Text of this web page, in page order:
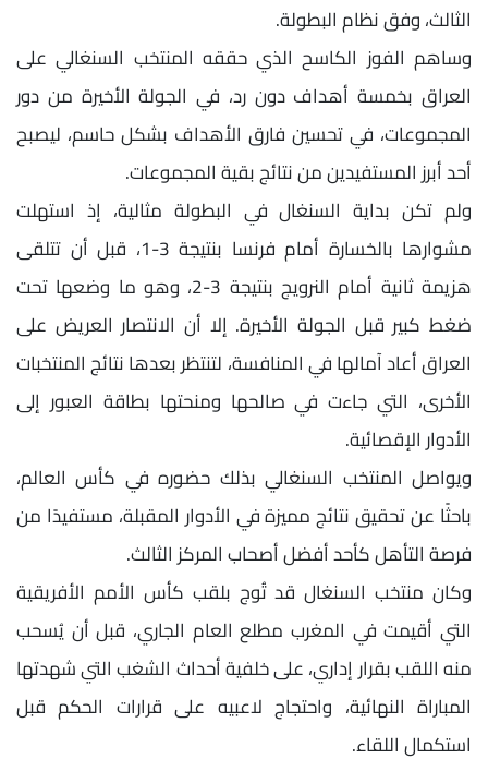
الثالث، وفق نظام البطولة.
وساهم الفوز الكاسح الذي حققه المنتخب السنغالي على
العراق بخمسة أهداف دون رد، في الجولة الأخيرة من دور
المجموعات، في تحسين فارق الأهداف بشكل حاسم، ليصبح
أحد أبرز المستفيدين من نتائج بقية المجموعات.
ولم تكن بداية السنغال في البطولة مثالية، إذ استهلت
مشوارها بالخسارة أمام فرنسا بنتيجة 3-1، قبل أن تتلقى
هزيمة ثانية أمام النرويج بنتيجة 3-2، وهو ما وضعها تحت
ضغط كبير قبل الجولة الأخيرة. إلا أن الانتصار العريض على
العراق أعاد آمالها في المنافسة، لتنتظر بعدها نتائج المنتخبات
الأخرى، التي جاءت في صالحها ومنحتها بطاقة العبور إلى
الأدوار الإقصائية.
ويواصل المنتخب السنغالي بذلك حضوره في كأس العالم،
باحثًا عن تحقيق نتائج مميزة في الأدوار المقبلة، مستفيدًا من
فرصة التأهل كأحد أفضل أصحاب المركز الثالث.
وكان منتخب السنغال قد تُوج بلقب كأس الأمم الأفريقية
التي أقيمت في المغرب مطلع العام الجاري، قبل أن يُسحب
منه اللقب بقرار إداري، على خلفية أحداث الشغب التي شهدتها
المباراة النهائية، واحتجاج لاعبيه على قرارات الحكم قبل
استكمال اللقاء.